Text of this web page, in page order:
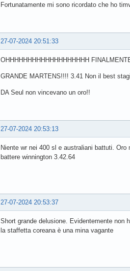
Fortunatamente mi sono ricordato che ho
27-07-2024 20:51:33
OHHHHHHHHHHHHHHHHHHH
GRANDE MARTENS!!!! 3.41 Non il best
DA Seul non vincevano un oro!!
27-07-2024 20:53:13
Niente wr nei 400 sl e australiani battuti.
battere winnington 3.42.64
27-07-2024 20:53:37
Short grande delusione. Evidentemente non
la staffetta coreana è una mina vagante